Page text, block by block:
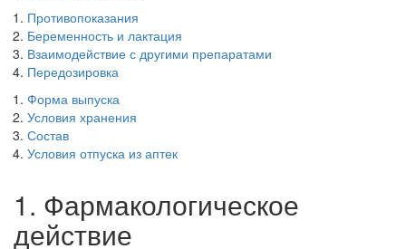
Противопоказания
Беременность и лактация
Взаимодействие с другими препаратами
Передозировка
Форма выпуска
Условия хранения
Состав
Условия отпуска из аптек
1. Фармакологическое
действие